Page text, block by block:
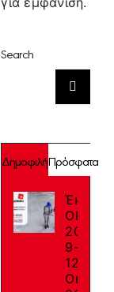
Search
Αναζήτηση
ΔημοφιλήΠρόσφατα
Έκθεση
2025:
9-
12